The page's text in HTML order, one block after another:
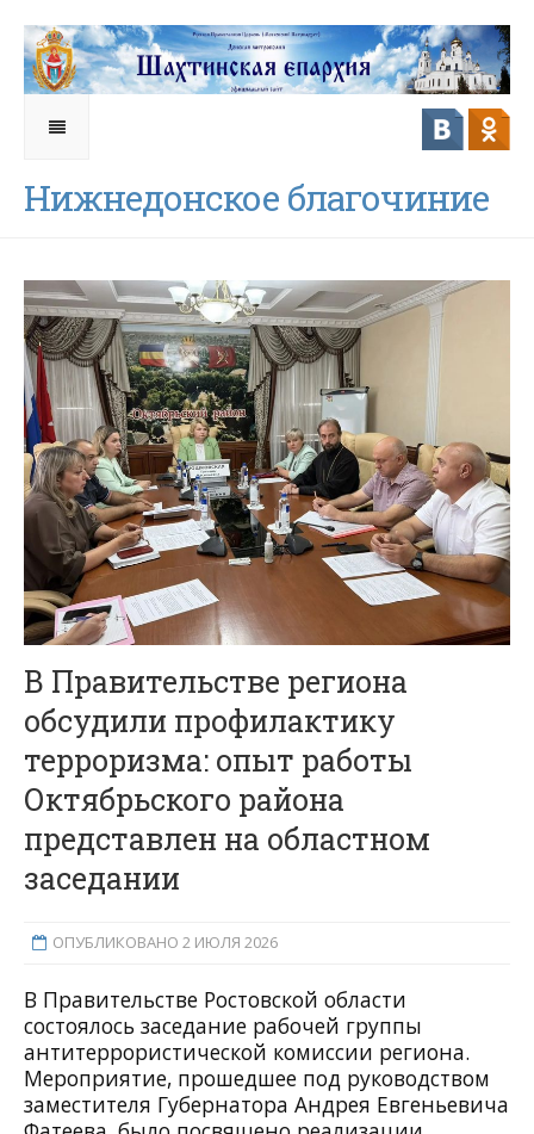
Нижнедонское благочиние
В Правительстве региона
обсудили профилактику
терроризма: опыт работы
Октябрьского района
представлен на областном
заседании
ОПУБЛИКОВАНО 2 ИЮЛЯ 2026
В Правительстве Ростовской области
состоялось заседание рабочей группы
антитеррористической комиссии региона.
Мероприятие, прошедшее под руководством
заместителя Губернатора Андрея Евгеньевича